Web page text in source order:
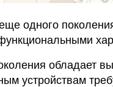
одного
обладает
устройствам